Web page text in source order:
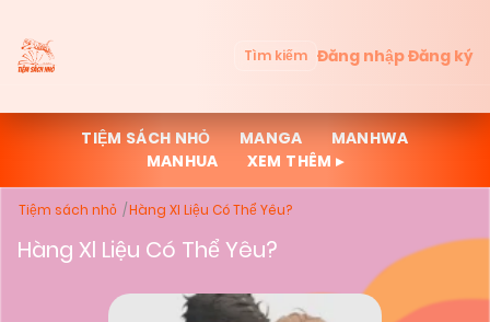
Tìm kiếm Đăng nhậpĐăng ký
TIỆM SÁCH NHỎ MANGA
MANHWA
MANHUA
XEM THÊM ▸
Tiệm sách nhỏ Hàng Xl Liệu Có Thể Yêu?
Hàng Xl Liệu Có Thể Yêu?